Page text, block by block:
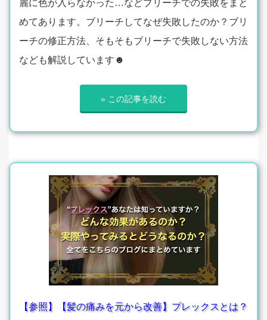
麗に色が入らなかった…などブリーチでの失敗をまと
めてあります。ブリーチしてなぜ失敗したのか？ブリ
ーチの修正方法、そもそもブリーチで失敗しない方法
なども解説しています☻
» この記事を読む
【参照】【髪の痛みを元から改善】プレックスとは？